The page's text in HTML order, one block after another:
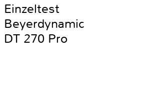
Einzeltest
Beyerdynamic
DT 270 Pro